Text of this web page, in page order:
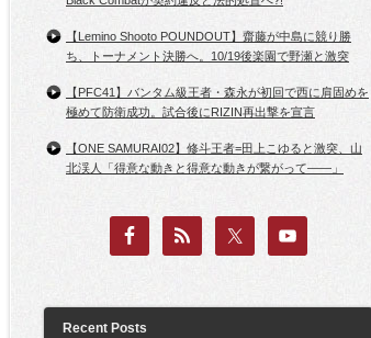
【Lemino Shooto POUNDOUT】齋藤が中島に競り勝
ち、トーナメント決勝へ。10/19後楽園で野瀬と激突
【PFC41】バンタム級王者・森永が初回で西に肩固めを
極めて防衛成功。試合後にRIZIN再出撃を宣言
【ONE SAMURAI02】修斗王者=田上こゆると激突、山
北渓人「得意な動きと得意な動きが繋がって――」
Recent Posts